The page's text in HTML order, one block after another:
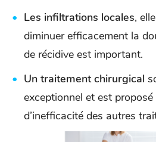
Les infiltrations locales,
diminuer efficacement la
de récidive est important.
Un traitement chirurgical
exceptionnel et est
d’inefficacité des autres